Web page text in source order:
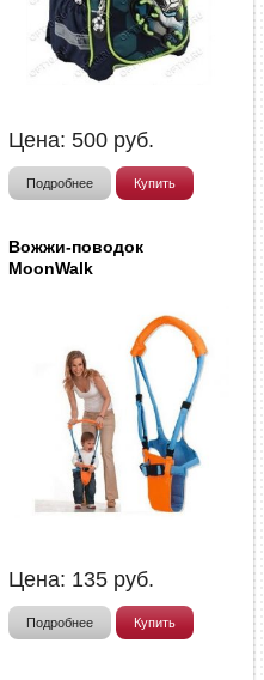
Цена: 500 руб.
Подробнее Купить
Вожжи-поводок
MoonWalk
Цена: 135 руб.
Подробнее Купить